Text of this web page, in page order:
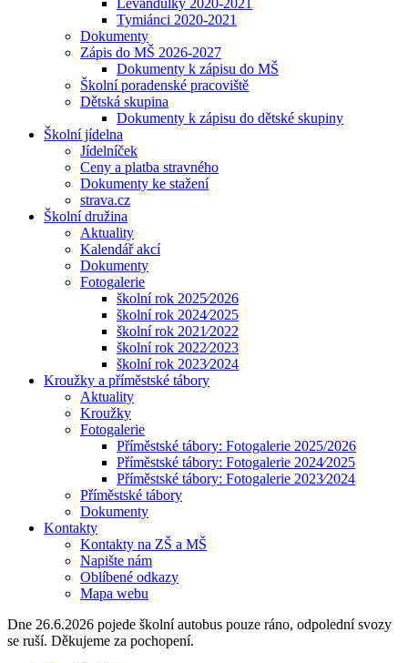
Levandulky 2020-2021
Tymiánci 2020-2021
Dokumenty
Zápis do MŠ 2026-2027
Dokumenty k zápisu do MŠ
Školní poradenské pracoviště
Dětská skupina
Dokumenty k zápisu do dětské skupiny
Školní jídelna
Jídelníček
Ceny a platba stravného
Dokumenty ke stažení
strava.cz
Školní družina
Aktuality
Kalendář akcí
Dokumenty
Fotogalerie
školní rok 2025⁄2026
školní rok 2024⁄2025
školní rok 2021⁄2022
školní rok 2022⁄2023
školní rok 2023⁄2024
Kroužky a příměstské tábory
Aktuality
Kroužky
Fotogalerie
Příměstské tábory: Fotogalerie 2025/2026
Příměstské tábory: Fotogalerie 2024⁄2025
Příměstské tábory: Fotogalerie 2023⁄2024
Příměstské tábory
Dokumenty
Kontakty
Kontakty na ZŠ a MŠ
Napište nám
Oblíbené odkazy
Mapa webu
Dne 26.6.2026 pojede školní autobus pouze ráno, odpolední svozy
se ruší. Děkujeme za pochopení.